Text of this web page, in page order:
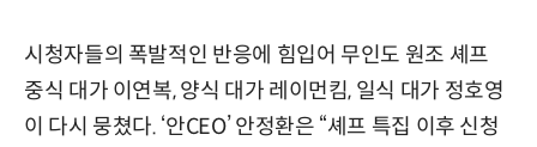
시청자들의 폭발적인 반응에 힘입어 무인도 원조 셰프
중식 대가 이연복, 양식 대가 레이먼킴, 일식 대가 정호영
이 다시 뭉쳤다. ‘안CEO’ 안정환은 “셰프 특집 이후 신청